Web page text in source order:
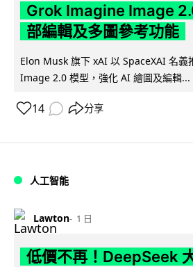
Grok Imagine Image
部編輯及多圖參考功能
Elon Musk 旗下 xAI 以 SpaceXAI 名
Image 2.0 模型，強化 AI 繪圖及編輯...
14 分享
人工智能
Lawton 1 日
低價不再！DeepSeek